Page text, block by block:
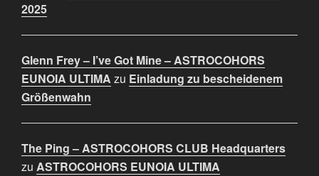
2025
Glenn Frey – I’ve Got Mine – ASTROCOHORS
EUNOIA ULTIMA zu Einladung zu bescheidenem
Größenwahn
The Ping – ASTROCOHORS CLUB Headquarters
zu ASTROCOHORS EUNOIA ULTIMA